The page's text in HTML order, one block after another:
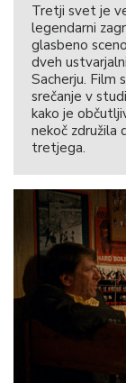
Tretji svet je
legendarni
glasbeno
dveh
Sacherju. Film
srečanje v
kako je
nekoč združila
tretjega.